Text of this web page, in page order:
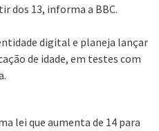
dos 13, informa a BBC.
digital e planeja lançar
de idade, em testes com
lei que aumenta de 14 para